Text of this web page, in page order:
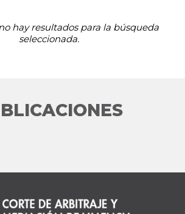
hay resultados para la búsqueda
seleccionada.